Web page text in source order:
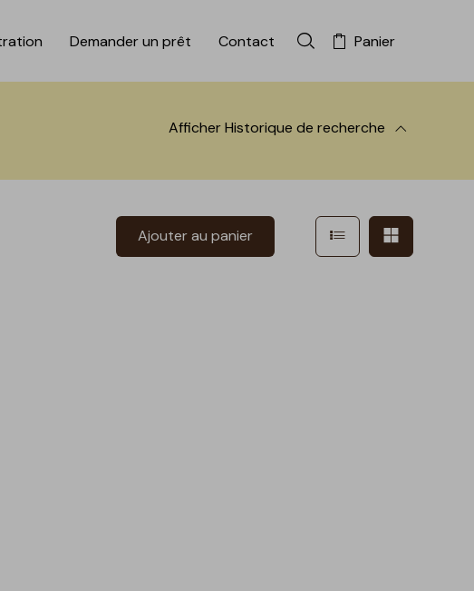
Demander un prêt Contact Rechercher dans la
Panier
d'aide à la recherche AfficherHistorique de recherche
Ajouter au panier Afficher en mode